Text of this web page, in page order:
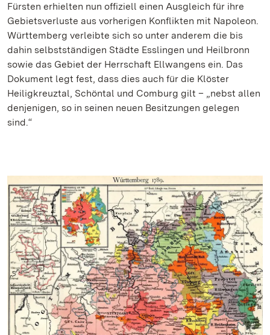
Fürsten erhielten nun offiziell einen Ausgleich für ihre
Gebietsverluste aus vorherigen Konflikten mit Napoleon.
Württemberg verleibte sich so unter anderem die bis
dahin selbstständigen Städte Esslingen und Heilbronn
sowie das Gebiet der Herrschaft Ellwangens ein. Das
Dokument legt fest, dass dies auch für die Klöster
Heiligkreuztal, Schöntal und Comburg gilt – „nebst allen
denjenigen, so in seinen neuen Besitzungen gelegen
sind.“